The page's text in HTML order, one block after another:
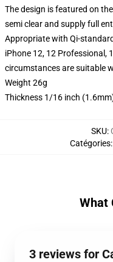
The design is featured on
semi clear and supply full
Appropriate with Qi-
iPhone 12, 12 Professional,
circumstances are suitable
Weight 26g
Thickness 1/16 inch
SKU:
Catégories:
What
3 reviews for